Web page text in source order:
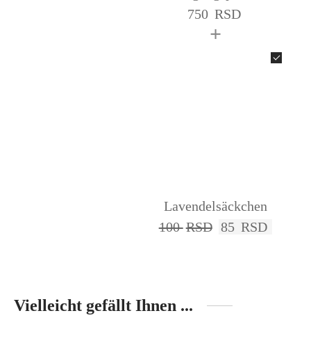
750 RSD
+
Lavendelsäckchen
100RSD 85 RSD
Vielleicht gefällt Ihnen ...